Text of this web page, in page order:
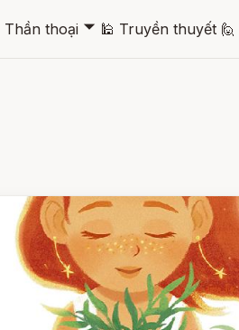
Thần thoại 🞃 🕌 Truyền thuyết 🙋